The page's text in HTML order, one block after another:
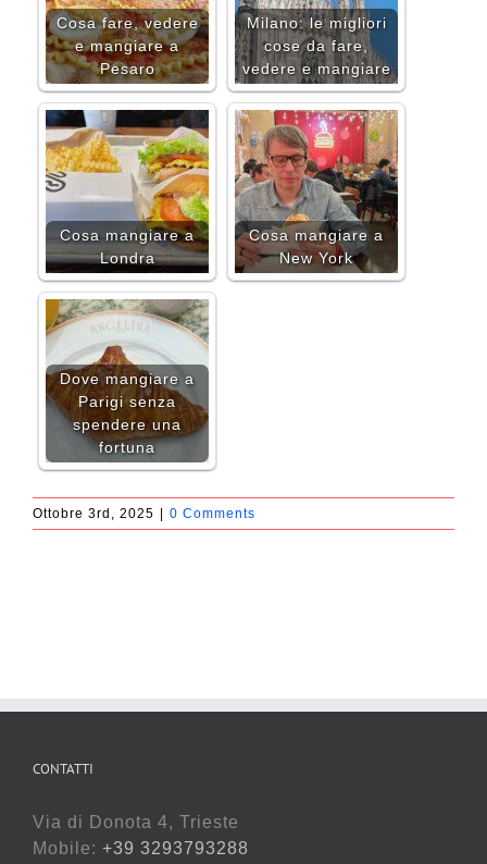
Cosa fare, vedere
e mangiare a
Pesaro
Milano: le migliori
cose da fare,
vedere e mangiare
Cosa mangiare a
Londra
Cosa mangiare a
New York
Dove mangiare a
Parigi senza
spendere una
fortuna
Ottobre 3rd, 2025 0 Comments
CONTATTI
Via di Donota 4, Trieste
Mobile: +39 3293793288